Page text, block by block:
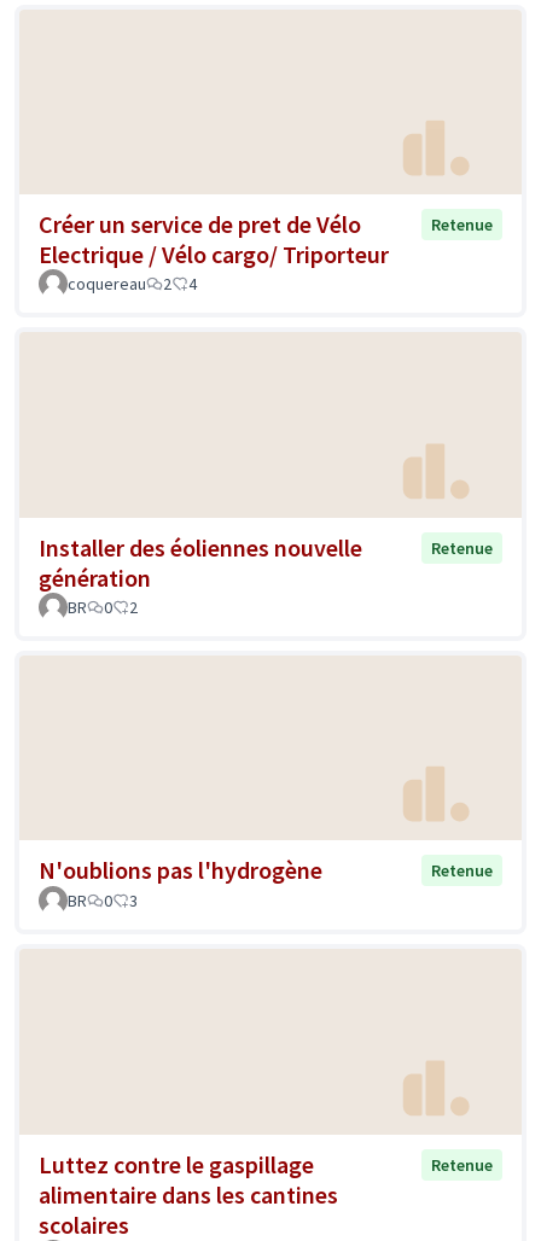
Créer un service de pret de Vélo
Electrique / Vélo cargo/ Triporteur
Retenue
coquereau 2 4
Installer des éoliennes nouvelle
génération
Retenue
BR 0 2
N'oublions pas l'hydrogène
Retenue
BR
0 3
Luttez contre le gaspillage
alimentaire dans les cantines
scolaires
Retenue